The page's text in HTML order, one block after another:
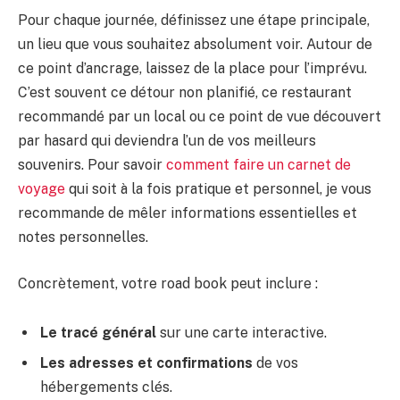
Pour chaque journée, définissez une étape principale,
un lieu que vous souhaitez absolument voir. Autour de
ce point d’ancrage, laissez de la place pour l’imprévu.
C’est souvent ce détour non planifié, ce restaurant
recommandé par un local ou ce point de vue découvert
par hasard qui deviendra l’un de vos meilleurs
souvenirs. Pour savoir comment faire un carnet de
voyage qui soit à la fois pratique et personnel, je vous
recommande de mêler informations essentielles et
notes personnelles.
Concrètement, votre road book peut inclure :
Le tracé général sur une carte interactive.
Les adresses et confirmations de vos
hébergements clés.